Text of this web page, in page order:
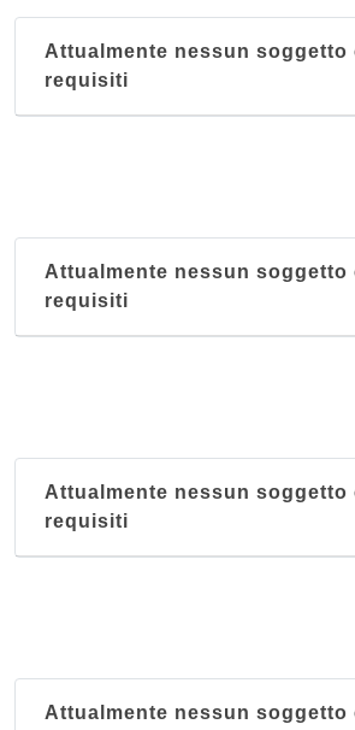
Attualmente nessun soggetto
requisiti
Attualmente nessun soggetto
requisiti
Attualmente nessun soggetto
requisiti
Attualmente nessun soggetto